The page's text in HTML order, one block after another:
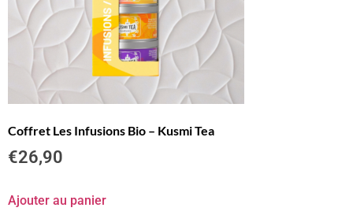
Coffret Les Infusions Bio – Kusmi Tea
€26,90
Ajouter au panier